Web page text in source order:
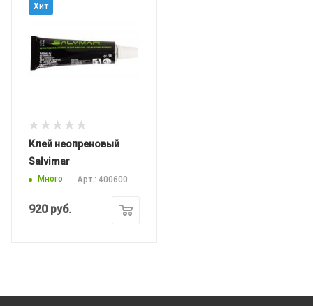
Хит
Клей неопреновый
Salvimar
Много Арт.: 400600
920руб.